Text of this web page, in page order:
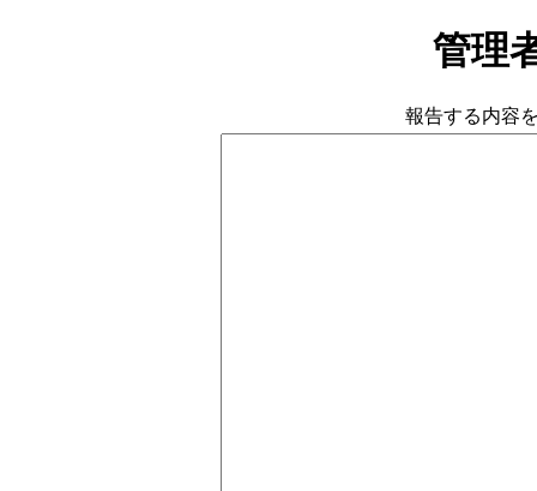
管理
報告する内容